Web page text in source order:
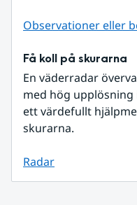
Observationer eller
Få koll på skurarna
En väderradar
med hög
ett värdefullt
skurarna.
Radar